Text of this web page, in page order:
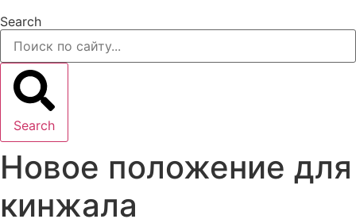
Search
Search
Новое положение для
кинжала